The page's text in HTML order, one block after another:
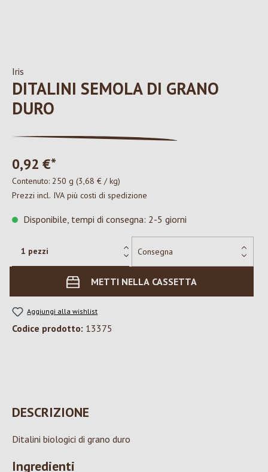
Iris
DITALINI SEMOLA DI GRANO
DURO
0,92 €*
Contenuto: 250 g (3,68 € / kg)
Prezzi incl. IVA più costi di spedizione
Disponibile, tempi di consegna: 2-5 giorni
METTI NELLA CASSETTA
Aggiungi alla wishlist
Codice prodotto: 13375
DESCRIZIONE
Ditalini biologici di grano duro
Ingredienti